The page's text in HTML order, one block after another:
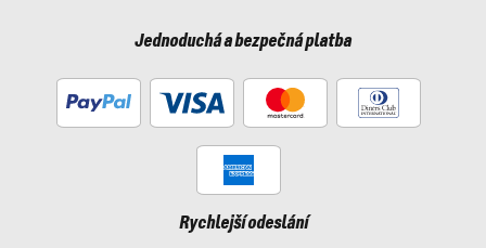
Jednoduchá a bezpečná platba
Rychlejší odeslání